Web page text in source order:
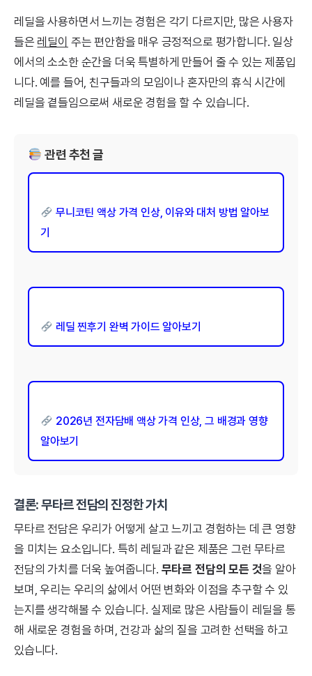
레딜을 사용하면서 느끼는 경험은 각기 다르지만, 많은 사용자
들은 레딜이 주는 편안함을 매우 긍정적으로 평가합니다. 일상
에서의 소소한 순간을 더욱 특별하게 만들어 줄 수 있는 제품입
니다. 예를 들어, 친구들과의 모임이나 혼자만의 휴식 시간에
레딜을 곁들임으로써 새로운 경험을 할 수 있습니다.
관련 추천 글
무니코틴 액상 가격 인상, 이유와 대처 방법 알아보
기
레딜 찐후기 완벽 가이드 알아보기
2026년 전자담배 액상 가격 인상, 그 배경과 영향
알아보기
결론: 무타르 전담의 진정한 가치
무타르 전담은 우리가 어떻게 살고 느끼고 경험하는 데 큰 영향
을 미치는 요소입니다. 특히 레딜과 같은 제품은 그런 무타르
전담의 가치를 더욱 높여줍니다. 무타르 전담의 모든 것을 알아
보며, 우리는 우리의 삶에서 어떤 변화와 이점을 추구할 수 있
는지를 생각해볼 수 있습니다. 실제로 많은 사람들이 레딜을 통
해 새로운 경험을 하며, 건강과 삶의 질을 고려한 선택을 하고
있습니다.